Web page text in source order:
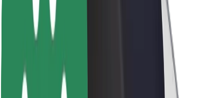
ბრენდი
მედია
ურბანული ფონდი
მგზავრების უსაფრთხოება